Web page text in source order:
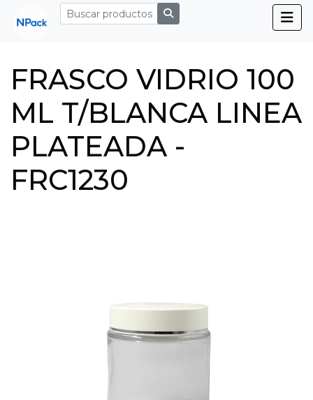
FRASCO VIDRIO 100
ML T/BLANCA LINEA
PLATEADA -
FRC1230